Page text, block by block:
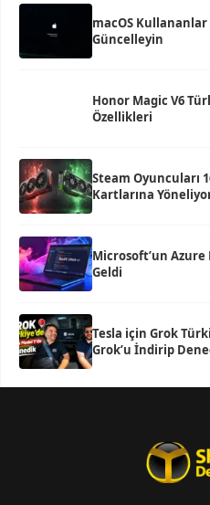
macOS Kullananlar
Güncelleyin
Honor Magic V6
Özellikleri
Steam Oyuncuları
Kartlarına
Microsoft’un Azure
Geldi
Tesla için Grok
Grok’u İndirip